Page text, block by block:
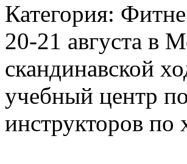
Категория:
20-21 августа в
скандинавской
учебный центр
инструкторов по